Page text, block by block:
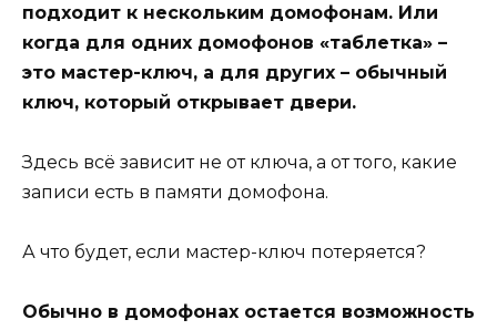
подходит к нескольким домофонам. Или
когда для одних домофонов «таблетка» –
это мастер-ключ, а для других – обычный
ключ, который открывает двери.
Здесь всё зависит не от ключа, а от того, какие
записи есть в памяти домофона.
А что будет, если мастер-ключ потеряется?
Обычно в домофонах остается возможность